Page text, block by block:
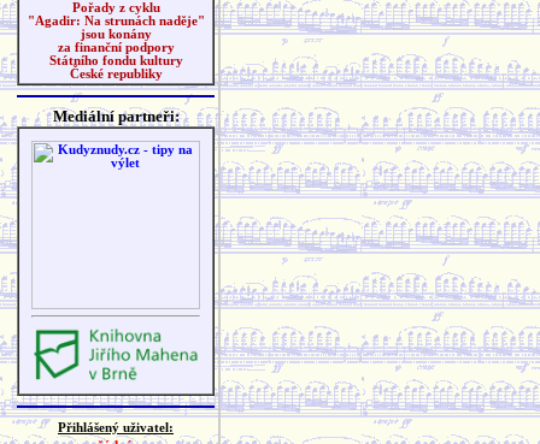
Pořady z cyklu
"Agadir: Na strunách naděje"
jsou konány
za finanční podpory
Státního fondu kultury
České republiky
Mediální partneři:
Přihlášený uživatel: